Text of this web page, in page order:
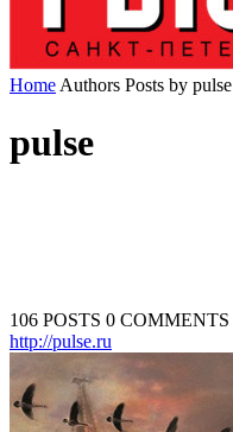
Home Authors Posts by pulse
pulse
106 POSTS 0 COMMENTS
http://pulse.ru